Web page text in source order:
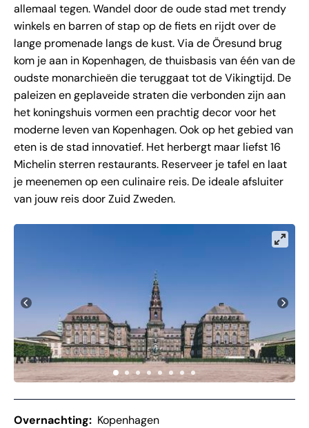
allemaal tegen. Wandel door de oude stad met trendy
winkels en barren of stap op de fiets en rijdt over de
lange promenade langs de kust. Via de Öresund brug
kom je aan in Kopenhagen, de thuisbasis van één van de
oudste monarchieën die teruggaat tot de Vikingtijd. De
paleizen en geplaveide straten die verbonden zijn aan
het koningshuis vormen een prachtig decor voor het
moderne leven van Kopenhagen. Ook op het gebied van
eten is de stad innovatief. Het herbergt maar liefst 16
Michelin sterren restaurants. Reserveer je tafel en laat
je meenemen op een culinaire reis. De ideale afsluiter
van jouw reis door Zuid Zweden.
Overnachting: Kopenhagen